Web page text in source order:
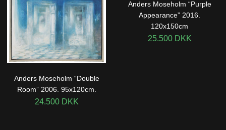
Anders Moseholm “Double
Room” 2006. 95x120cm.
24.500 DKK
Anders Moseholm “Purple
Appearance” 2016.
120x150cm
25.500 DKK